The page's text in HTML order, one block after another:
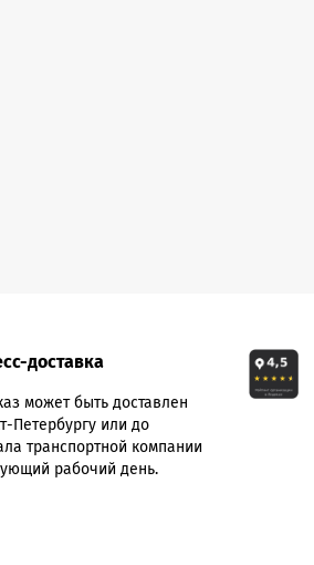
доставка
может быть доставлен
Петербургу или до
транспортной компании
рабочий день.